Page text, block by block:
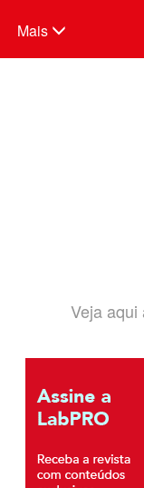
Mais
Veja aqui